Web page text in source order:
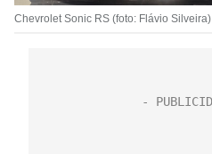
Chevrolet Sonic RS (foto: Flávio Silveira)